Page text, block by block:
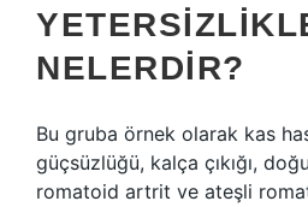
NELERDIR?
Bu gruba örnek olarak kas
güçsüzlüğü, kalça çıkığı,
romatoid artrit ve ateşli